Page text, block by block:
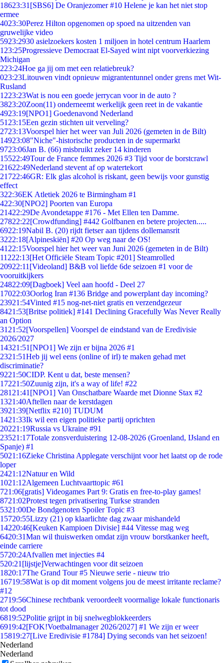
18623:31 [SBS6] De Oranjezomer #10 Helene je kan het niet stop
ermee
4023:30Perez Hilton opgenomen op spoed na uitzenden van
gruwelijke video
5923:2930 asielzoekers kosten 1 miljoen in hotel centrum Haarlem
1 23:25Progressieve Democraat El-Sayed wint nipt voorverkiezing
Michigan
223:24Hoe ga jij om met een relatiebreuk?
023:23Litouwen vindt opnieuw migrantentunnel onder grens met Wit-
Rusland
1223:23Wat is nou een goede jerrycan voor in de auto ?
3823:20Zoon(11) onderneemt werkelijk geen reet in de vakantie
4923:19[NPO1] Goedenavond Nederland
51 23:15Een gezin stichten uit verveling?
2723:13Voorspel hier het weer van Juli 2026 (gemeten in de Bilt)
14923:08"Niche"-historische producten in de supermarkt
9723:06Jan B. (66) misbruikt zeker 14 kinderen
15522:49Tour de France femmes 2026 #3 Tijd voor de borstcrawl
21622:49Nederland stevent af op watertekort
21722:46GR: Elk glas alcohol is riskant, geen bewijs voor gunstig
effect
322:36EK Atletiek 2026 te Birmingham #1
422:30[NPO2] Poorten van Europa
21422:29De Avondetappe #176 - Met Ellen ten Damme.
27822:22[Crowdfunding] #442 Golfbanen en betere projecten.....
6922:19Nabil B. (20) rijdt fietser aan tijdens dollemansrit
3222:18[Alpineskiën] #20 Op weg naar de OS!
41 22:15Voorspel hier het weer van Juni 2026 (gemeten in de Bilt)
11222:13[Het Officiële Steam Topic #201] Steamrolled
20922:11 [Videoland] B&B vol liefde 6de seizoen #1 voor de
vooruitkijkers
24822:09[Dagboek] Veel aan hoofd - Deel 27
17022:03Oorlog Iran #136 Bridge and powerplant day incoming?
23921:54Vinted #15 nog-net-niet gratis en verzendgezeur
8421:53[Britse politiek] #141 Declining Gracefully Was Never Really
an Option
31 21:52[Voorspellen] Voorspel de eindstand van de Eredivisie
2026/2027
14321:51 [NPO1] We zijn er bijna 2026 #1
2321:51Heb jij wel eens (online of irl) te maken gehad met
discriminatie?
9221:50CIDP. Kent u dat, beste mensen?
17221:50Zuunig zijn, it's a way of life! #22
281 21:41 [NPO1] Van Onschatbare Waarde met Dionne Stax #2
1321:40Aftellen naar de kerstdagen
3921:39[Netflix #210] TUDUM
1421:33Ik wil een eigen politieke partij oprichten
20221:19Russia vs Ukraine #91
23521:17Totale zonsverduistering 12-08-2026 (Groenland, IJsland en
Spanje) #1
5021:16Zieke Christina Applegate verschijnt voor het laatst op de rode
loper
2421:12Natuur en Wild
1021:12Algemeen Luchtvaarttopic #61
721:06[gratis] Videogames Part 9: Gratis en free-to-play games!
8721:02Protest tegen privatisering Turkse stranden
5321:00De Bondgenoten Spoiler Topic #3
15720:55Lizzy (21) op klaarlichte dag zwaar mishandeld
14220:46[Keuken Kampioen Divisie] #44 Vitesse mag weg
6420:31Man wil thuiswerken omdat zijn vrouw borstkanker heeft,
einde carriere
5720:24Afvallen met injecties #4
520:21 [lijstje]Verwachtingen voor dit seizoen
1820:17The Grand Tour #5 Nieuwe serie - nieuw trio
16719:58Wat is op dit moment volgens jou de meest irritante reclame?
#12
2719:56Chinese rechtbank veroordeelt voormalige lokale functionaris
tot dood
6819:52Politie grijpt in bij snelwegblokkeerders
6919:42[FOK!Voetbalmanager 2026/2027] #1 We zijn er weer
15819:27[Live Eredivisie #1784] Dying seconds van het seizoen!
Nederland
Nederland